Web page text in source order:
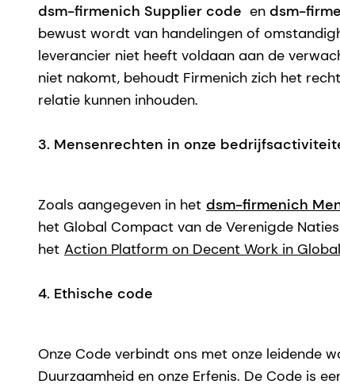
dsm-firmenich Supplier code en dsm-
bewust wordt van handelingen of
leverancier niet heeft voldaan aan de
niet nakomt, behoudt Firmenich zich het
relatie kunnen inhouden.
3. Mensenrechten in onze
Zoals aangegeven in het dsm-firmenich
het Global Compact van de Verenigde
het Action Platform on Decent Work in
4. Ethische code
Onze Code verbindt ons met onze leidende
Duurzaamheid en onze Erfenis. De Code is